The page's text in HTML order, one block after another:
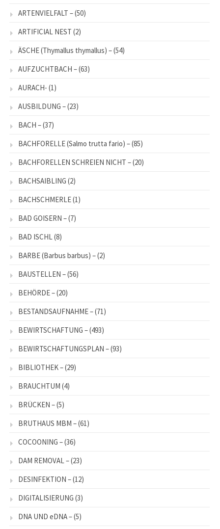
ARTENVIELFALT –(50)
ARTIFICIAL NEST (2)
ÄSCHE (Thymallus thymallus) –(54)
AUFZUCHTBACH –(63)
AURACH- (1)
AUSBILDUNG –(23)
BACH –(37)
BACHFORELLE (Salmo trutta fario) –(85)
BACHFORELLEN SCHREIEN NICHT –(20)
BACHSAIBLING (2)
BACHSCHMERLE(1)
BAD GOISERN –(7)
BAD ISCHL(8)
BARBE (Barbus barbus) –(2)
BAUSTELLEN –(56)
BEHÖRDE –(20)
BESTANDSAUFNAHME –(71)
BEWIRTSCHAFTUNG –(493)
BEWIRTSCHAFTUNGSPLAN –(93)
BIBLIOTHEK –(29)
BRAUCHTUM (4)
BRÜCKEN –(5)
BRUTHAUS MBM –(61)
COCOONING –(36)
DAM REMOVAL –(23)
DESINFEKTION –(12)
DIGITALISIERUNG (3)
DNA UND eDNA –(5)